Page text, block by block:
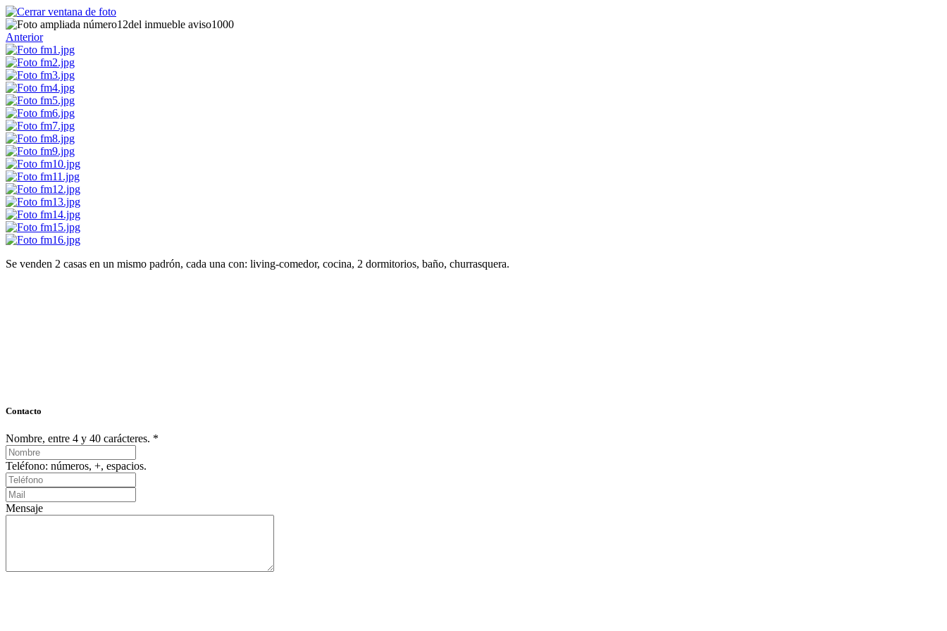
Anterior
Se venden 2 casas en un mismo padrón, cada una con: living-comedor, cocina, 2 dormitorios, baño, churrasquera.
Contacto
Nombre, entre 4 y 40 carácteres. *
Teléfono: números, +, espacios.
Mensaje